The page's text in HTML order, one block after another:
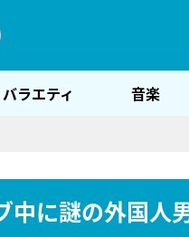
バラエティ 音楽
中に謎の外国